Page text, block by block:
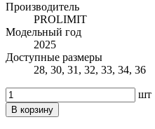
Производитель
PROLIMIT
Модельный год
2025
Доступные размеры
28, 30, 31, 32, 33, 34, 36
шт
В корзину